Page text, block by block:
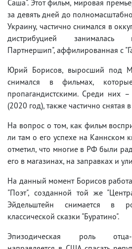
Саша". Этот фильм, мировая
за девять дней до
Украину, частично снимался в
дистрибуцией занималась
Партнершип", аффилированная с
Юрий Борисов, выросший под
снимался в фильмах,
пропагандистскими. Среди них
(2020 год), также частично снятая
На вопрос о том, как фильм
ли там о его успехе на Каннском
отметил, что многие в РФ были
его в магазинах, на заправках и
На данный момент Борисов
"Поэт", созданной той же
Эйдельштейн снимается в
классической сказки "Буратино".
Эпизодическая роль отца-